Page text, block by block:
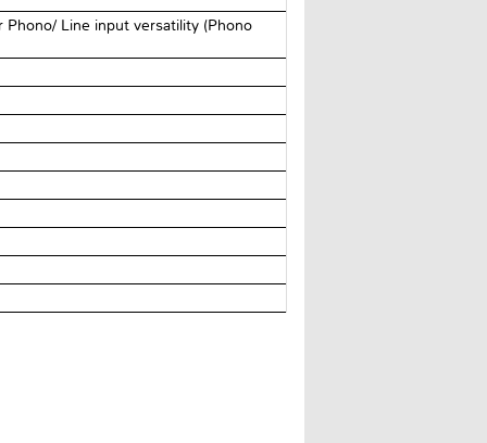
Line input versatility (Phono